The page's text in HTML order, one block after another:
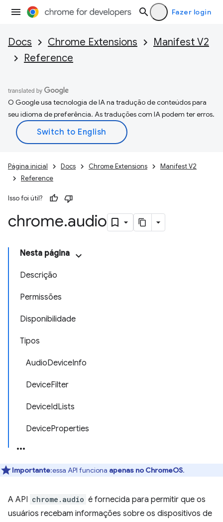
Fazer login
Docs Chrome Extensions
Manifest V2
Reference
O Google usa tecnologia de IA na tradução de conteúdos para
seu idioma de preferência. As traduções com IA podem ter erros.
Página inicial Docs Chrome Extensions
Manifest V2
Reference
Isso foi útil?
chrome.audio
Nesta página
Descrição
Permissões
Disponibilidade
Tipos
AudioDeviceInfo
DeviceFilter
DeviceIdLists
DeviceProperties
Importante:essa API funciona apenas no ChromeOS.
A API chrome.audio é fornecida para permitir que os
usuários recebam informações sobre os dispositivos de